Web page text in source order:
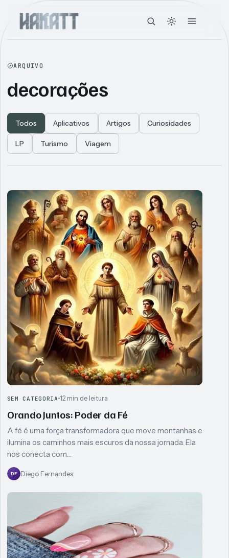
ARQUIVO
decorações
Todos Aplicativos Artigos Curiosidades
LP Turismo Viagem
Articles
SEM CATEGORIA 12 min de leitura
Orando Juntos: Poder da Fé
A fé é uma força transformadora que move montanhas e
ilumina os caminhos mais escuros da nossa jornada. Ela
nos conecta com…
DF Diego Fernandes